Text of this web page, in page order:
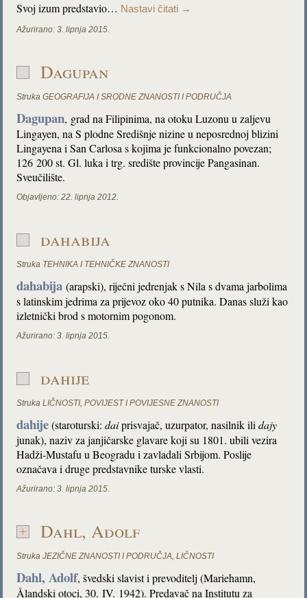
Svoj izum predstavio… Nastavi čitati →
Ažurirano: 3. lipnja 2015.
Dagupan
Struka GEOGRAFIJA I SRODNE ZNANOSTI I PODRUČJA
Dagupan, grad na Filipinima, na otoku Luzonu u zaljevu
Lingayen, na S plodne Središnje nizine u neposrednoj blizini
Lingayena i San Carlosa s kojima je funkcionalno povezan;
126 200 st. Gl. luka i trg. središte provincije Pangasinan.
Sveučilište.
Objavljeno: 22. lipnja 2012.
dahabija
Struka TEHNIKA I TEHNIČKE ZNANOSTI
dahabija(arapski), riječni jedrenjak s Nila s dvama jarbolima
s latinskim jedrima za prijevoz oko 40 putnika. Danas služi kao
izletnički brod s motornim pogonom.
Ažurirano: 3. lipnja 2015.
dahije
Struka LIČNOSTI,POVIJEST I POVIJESNE ZNANOSTI
dahije(staroturski:daiprisvajač, uzurpator, nasilnik ilidajy
junak), naziv za janjičarske glavare koji su 1801. ubili vezira
Hadži-Mustafu u Beogradu i zavladali Srbijom. Poslije
označava i druge predstavnike turske vlasti.
Ažurirano: 3. lipnja 2015.
Dahl, Adolf
Struka JEZIČNE ZNANOSTI I PODRUČJA,LIČNOSTI
Dahl, Adolf, švedski slavist i prevoditelj (Mariehamn,
Ålandski otoci, 30. IV. 1942). Predavač na Institutu za